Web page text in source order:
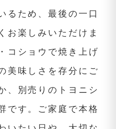
るため、最後の一口
お楽しみいただけま
コショウで焼き上げ
美味しさを存分にご
、別売りのトヨニシ
です。ご家庭で本格